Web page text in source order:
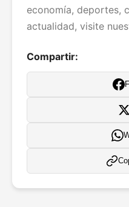
economía, deportes,
actualidad, visite
Compartir: